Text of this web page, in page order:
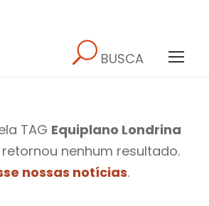
BUSCA
TAG Equiplano Londrina
nenhum resultado.
nossas notícias.